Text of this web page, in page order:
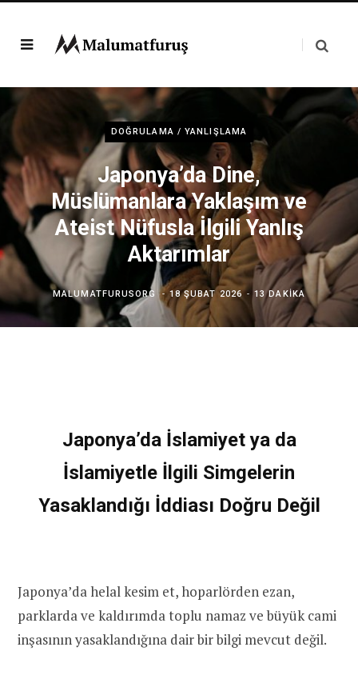
DOĞRULAMA / YANLIŞLAMA
Japonya’da Dine,
Müslümanlara Yaklaşım ve
Ateist Nüfusla İlgili Yanlış
Aktarımlar
MALUMATFURUSORG 18 ŞUBAT 2026 13 DAKIKA
Japonya’da İslamiyet ya da
İslamiyetle İlgili Simgelerin
Yasaklandığı İddiası Doğru Değil
Japonya’da helal kesim et, hoparlörden ezan,
parklarda ve kaldırımda toplu namaz ve büyük cami
inşasının yasaklandığına dair bir bilgi mevcut değil.